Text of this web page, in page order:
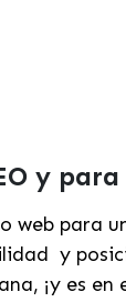
y
web para
y
¡y es